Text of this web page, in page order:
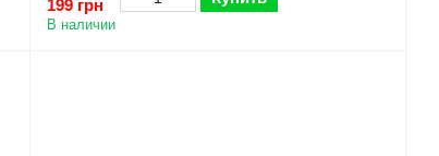
199 грн
В наличии